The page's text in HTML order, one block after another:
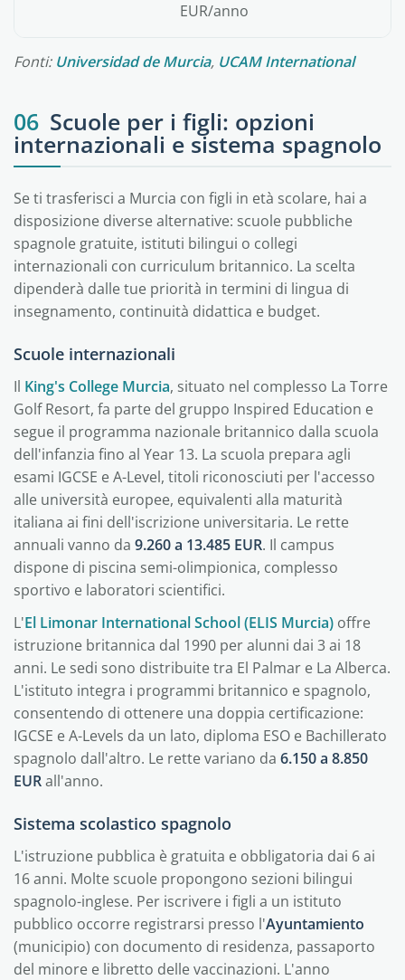
EUR/anno
Fonti: Universidad de Murcia, UCAM International
06 Scuole per i figli: opzioni
internazionali e sistema spagnolo
Se ti trasferisci a Murcia con figli in età scolare, hai a
disposizione diverse alternative: scuole pubbliche
spagnole gratuite, istituti bilingui o collegi
internazionali con curriculum britannico. La scelta
dipenderà dalle tue priorità in termini di lingua di
insegnamento, continuità didattica e budget.
Scuole internazionali
Il King's College Murcia, situato nel complesso La Torre
Golf Resort, fa parte del gruppo Inspired Education e
segue il programma nazionale britannico dalla scuola
dell'infanzia fino al Year 13. La scuola prepara agli
esami IGCSE e A-Level, titoli riconosciuti per l'accesso
alle università europee, equivalenti alla maturità
italiana ai fini dell'iscrizione universitaria. Le rette
annuali vanno da 9.260 a 13.485 EUR. Il campus
dispone di piscina semi-olimpionica, complesso
sportivo e laboratori scientifici.
L'El Limonar International School (ELIS Murcia) offre
istruzione britannica dal 1990 per alunni dai 3 ai 18
anni. Le sedi sono distribuite tra El Palmar e La Alberca.
L'istituto integra i programmi britannico e spagnolo,
consentendo di ottenere una doppia certificazione:
IGCSE e A-Levels da un lato, diploma ESO e Bachillerato
spagnolo dall'altro. Le rette variano da 6.150 a 8.850
EURall'anno.
Sistema scolastico spagnolo
L'istruzione pubblica è gratuita e obbligatoria dai 6 ai
16 anni. Molte scuole propongono sezioni bilingui
spagnolo-inglese. Per iscrivere i figli a un istituto
pubblico occorre registrarsi presso l'Ayuntamiento
(municipio) con documento di residenza, passaporto
del minore e libretto delle vaccinazioni. L'anno